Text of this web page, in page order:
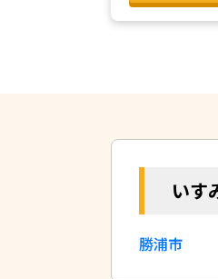
いす
勝浦市